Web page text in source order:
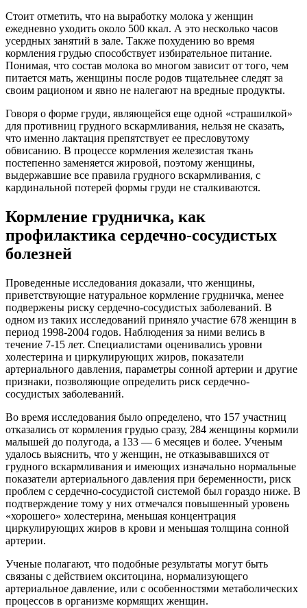
Стоит отметить, что на выработку молока у женщин
ежедневно уходить около 500 ккал. А это несколько часов
усердных занятий в зале. Также похудению во время
кормления грудью способствует избирательное питание.
Понимая, что состав молока во многом зависит от того, чем
питается мать, женщины после родов тщательнее следят за
своим рационом и явно не налегают на вредные продукты.
Говоря о форме груди, являющейся еще одной «страшилкой»
для противниц грудного вскармливания, нельзя не сказать,
что именно лактация препятствует ее пресловутому
обвисанию. В процессе кормления железистая ткань
постепенно заменяется жировой, поэтому женщины,
выдержавшие все правила грудного вскармливания, с
кардинальной потерей формы груди не сталкиваются.
Кормление грудничка, как
профилактика сердечно-сосудистых
болезней
Проведенные исследования доказали, что женщины,
приветствующие натуральное кормление грудничка, менее
подвержены риску сердечно-сосудистых заболеваний. В
одном из таких исследований приняло участие 678 женщин в
период 1998-2004 годов. Наблюдения за ними велись в
течение 7-15 лет. Специалистами оценивались уровни
холестерина и циркулирующих жиров, показатели
артериального давления, параметры сонной артерии и другие
признаки, позволяющие определить риск сердечно-
сосудистых заболеваний.
Во время исследования было определено, что 157 участниц
отказались от кормления грудью сразу, 284 женщины кормили
малышей до полугода, а 133 — 6 месяцев и более. Ученым
удалось выяснить, что у женщин, не отказывавшихся от
грудного вскармливания и имеющих изначально нормальные
показатели артериального давления при беременности, риск
проблем с сердечно-сосудистой системой был гораздо ниже. В
подтверждение тому у них отмечался повышенный уровень
«хорошего» холестерина, меньшая концентрация
циркулирующих жиров в крови и меньшая толщина сонной
артерии.
Ученые полагают, что подобные результаты могут быть
связаны с действием окситоцина, нормализующего
артериальное давление, или с особенностями метаболических
процессов в организме кормящих женщин.